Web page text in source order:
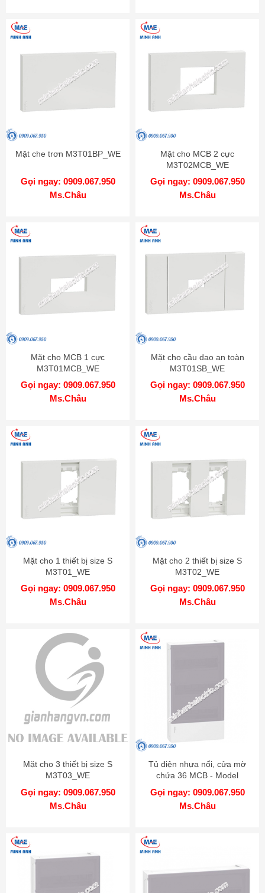
Mặt che trơn M3T01BP_WE
Gọi ngay: 0909.067.950
Ms.Châu
Mặt cho MCB 2 cực
M3T02MCB_WE
Gọi ngay: 0909.067.950
Ms.Châu
Mặt cho MCB 1 cực
M3T01MCB_WE
Gọi ngay: 0909.067.950
Ms.Châu
Mặt cho cầu dao an toàn
M3T01SB_WE
Gọi ngay: 0909.067.950
Ms.Châu
Mặt cho 1 thiết bị size S
M3T01_WE
Gọi ngay: 0909.067.950
Ms.Châu
Mặt cho 2 thiết bị size S
M3T02_WE
Gọi ngay: 0909.067.950
Ms.Châu
Mặt cho 3 thiết bị size S
M3T03_WE
Gọi ngay: 0909.067.950
Ms.Châu
Tủ điện nhựa nổi, cửa mờ
chứa 36 MCB - Model
MIP12312T
Gọi ngay: 0909.067.950
Ms.Châu